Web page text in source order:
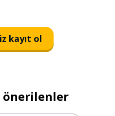
kayıt ol
önerilenler